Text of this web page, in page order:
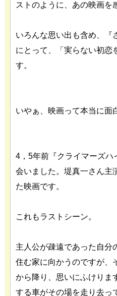
ストのように、あの映画を
いろんな思い出も含め、『
にとって、「実らない初恋
す。
いやぁ、映画って本当に面
4，5年前『クライマーズハ
会いました。堤真一さん主
た映画です。
これもラストシーン。
主人公が疎遠であった自分
住む家に向かうのですが、
から降り、思いにふけりま
する車がその場を走り去っ